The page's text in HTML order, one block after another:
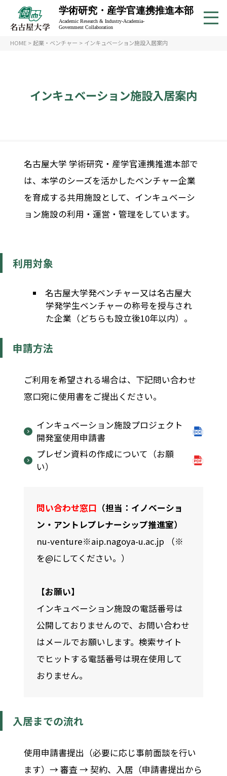
学術研究・産学官連携推進本部
Academic Research & Industry-Academia-
Government Collaboration
インキュベーション施設入居案内
HOME >起業・ベンチャー > インキュベーション施設入居案内
名古屋大学 学術研究・産学官連携推進本部で
は、本学のシーズを活かしたベンチャー企業
を育成する共用施設として、インキュベーシ
ョン施設の利用・運営・管理をしています。
利用対象
名古屋大学発ベンチャー又は名古屋大
学発学生ベンチャーの称号を授与され
た企業（どちらも設立後10年以内）。
申請方法
ご利用を希望される場合は、下記問い合わせ
窓口宛に使用書をご提出ください。
インキュベーション施設プロジェクト
開発室使用申請書
プレゼン資料の作成について（お願
い）
問い合わせ窓口 （担当：イノベーショ
ン・アントレプレナーシップ推進室）
nu-venture※aip.nagoya-u.ac.jp （※
を@にしてください。）
【お願い】
インキュベーション施設の電話番号は
公開しておりませんので、お問い合わせ
はメールでお願いします。検索サイト
でヒットする電話番号は現在使用して
おりません。
入居までの流れ
使用申請書提出（必要に応じ事前面談を行い
ます）→ 審査 → 契約、入居（申請書提出から